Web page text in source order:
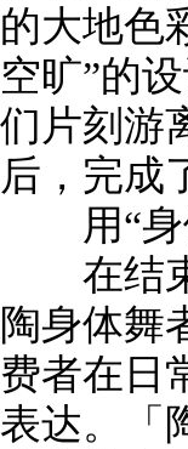
的大地色
空旷”的
们片刻游
后，完成
用“身
在结束
陶身体舞
费者在日
表达。「